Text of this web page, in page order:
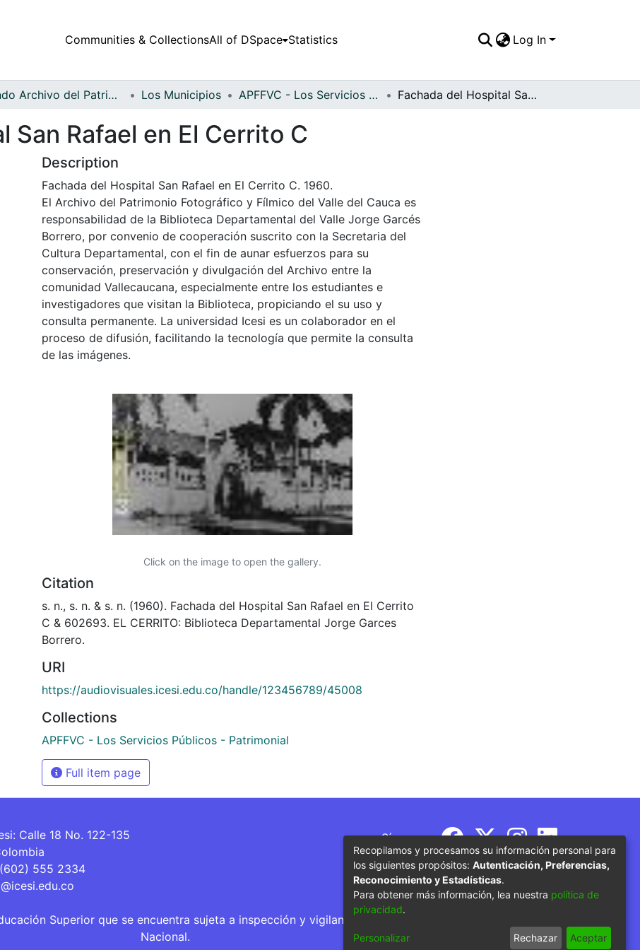
Communities & CollectionsAll of DSpace Statistics Log In
Fondo Archivo del Patrimonio Fotográfico y Fílmico del Valle del Cauca Los Municipios APFFVC - Los Servicios Públicos - Patrimonial Fachada del Hospital San Rafael en El Cerrito C
San Rafael en El Cerrito C
Description
Fachada del Hospital San Rafael en El Cerrito C. 1960.
El Archivo del Patrimonio Fotográfico y Fílmico del Valle del Cauca es
responsabilidad de la Biblioteca Departamental del Valle Jorge Garcés
Borrero, por convenio de cooperación suscrito con la Secretaria del
Cultura Departamental, con el fin de aunar esfuerzos para su
conservación, preservación y divulgación del Archivo entre la
comunidad Vallecaucana, especialmente entre los estudiantes e
investigadores que visitan la Biblioteca, propiciando el su uso y
consulta permanente. La universidad Icesi es un colaborador en el
proceso de difusión, facilitando la tecnología que permite la consulta
de las imágenes.
Click on the image to open the gallery.
Citation
s. n., s. n. & s. n. (1960). Fachada del Hospital San Rafael en El Cerrito
C & 602693. EL CERRITO: Biblioteca Departamental Jorge Garces
Borrero.
URI
https://audiovisuales.icesi.edu.co/handle/123456789/45008
Collections
APFFVC - Los Servicios Públicos - Patrimonial
Full item page
Calle 18 No. 122-135
555 2334
Síguenos
Superior que se encuentra sujeta a inspección y vigilancia por parte del Ministerio de Educación
Nacional.
Recopilamos y procesamos su información personal para
los siguientes propósitos: Autenticación, Preferencias,
Reconocimiento y Estadísticas.
Para obtener más información, lea nuestra política de
privacidad.
Personalizar Rechazar Aceptar